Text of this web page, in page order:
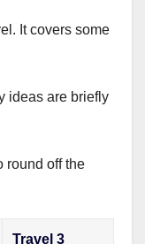
It covers some
ideas are briefly
round off the
Travel 3